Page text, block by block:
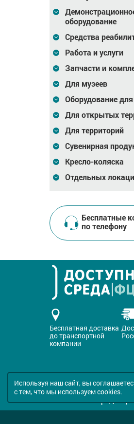
оборудование
Средства
Работа и услуги
Запчасти и
Для музеев
Оборудование
Для открытых
Для территорий
Сувенирная
Кресло-коляска
Отдельных
Бесплатные
по телефону
Бесплатная доставка
до транспортной
компании
Все права защищены
Политика
Используя наш сайт, вы
с тем, что мы используемcookies.